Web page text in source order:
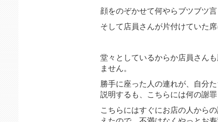
顔をのぞかせて何やらブツブツ
そして店員さんが片付けていた
堂々としているからか店員さん
ません。
勝手に座った人の連れが、自分
説明するも、こちらには何の謝
こちらにはすぐにお店の人から